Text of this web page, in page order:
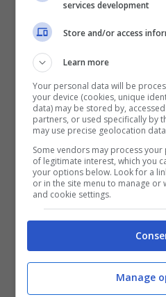
Come abbiamo già
per poteraprire il
postale dedicato ai
andare direttamente
ovvero www.poste.it.
dall’applicazione
prossimo 31 ottobre
libretto si parteciperà
completando un form
services development
Store and/or access
Learn more
Your personal data will be
your device (cookies, unique
data) may be stored by,
partners, or used specifically by
may use precise geolocation
Some vendors may process
of legitimate interest, which you
your options below. Look for a
or in the site menu to manage or
and cookie settings.
Manage